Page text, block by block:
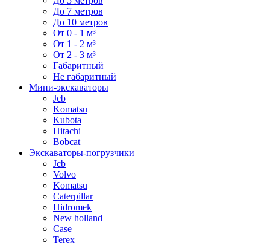
До 7 метров
До 10 метров
От 0 - 1 м³
От 1 - 2 м³
От 2 - 3 м³
Габаритный
Не габаритный
Мини-экскаваторы
Jcb
Komatsu
Kubota
Hitachi
Bobcat
Экскаваторы-погрузчики
Jcb
Volvo
Komatsu
Caterpillar
Hidromek
New holland
Case
Terex